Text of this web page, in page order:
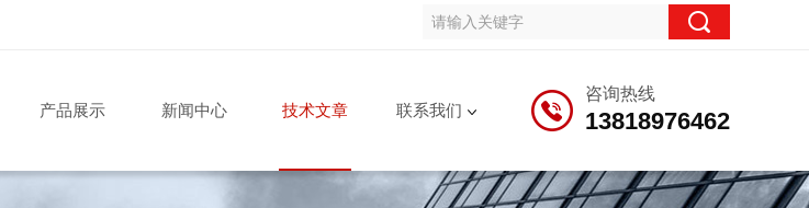
咨询热线
13818976462
产品展示 新闻中心 技术文章 联系我们